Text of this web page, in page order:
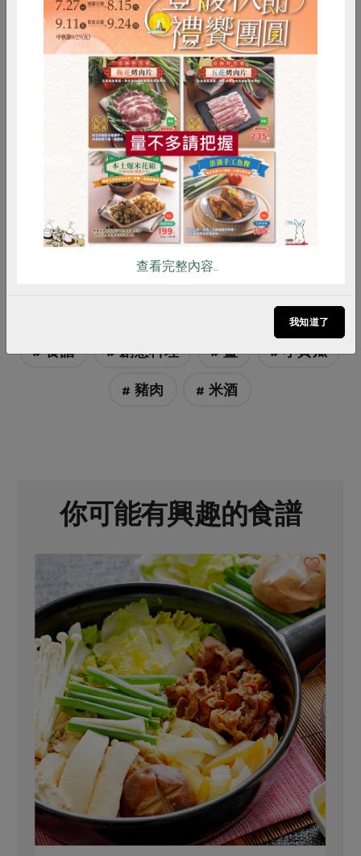
原文刊登於 2023年05月228期
你不「豬」道的事
# 素蠔油
# 鹽
# 食譜 # 創意料理 # 薑 # 小黃瓜
# 豬肉 # 米酒
你可能有興趣的食譜
RPET 食譜 減硝酸鹽
雞蛋 食安 共同購買
查看完整內容..
我知道了